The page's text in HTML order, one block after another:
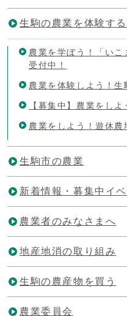
生駒の農業を体験する
農業を学ぼう！「い
受付中！
農業を体験しよう！
【募集中】農業をし
農業をしよう！遊休農
生駒市の農業
新着情報・募集中イベ
農業者のみなさまへ
地産地消の取り組み
生駒の農産物を買う
農業委員会